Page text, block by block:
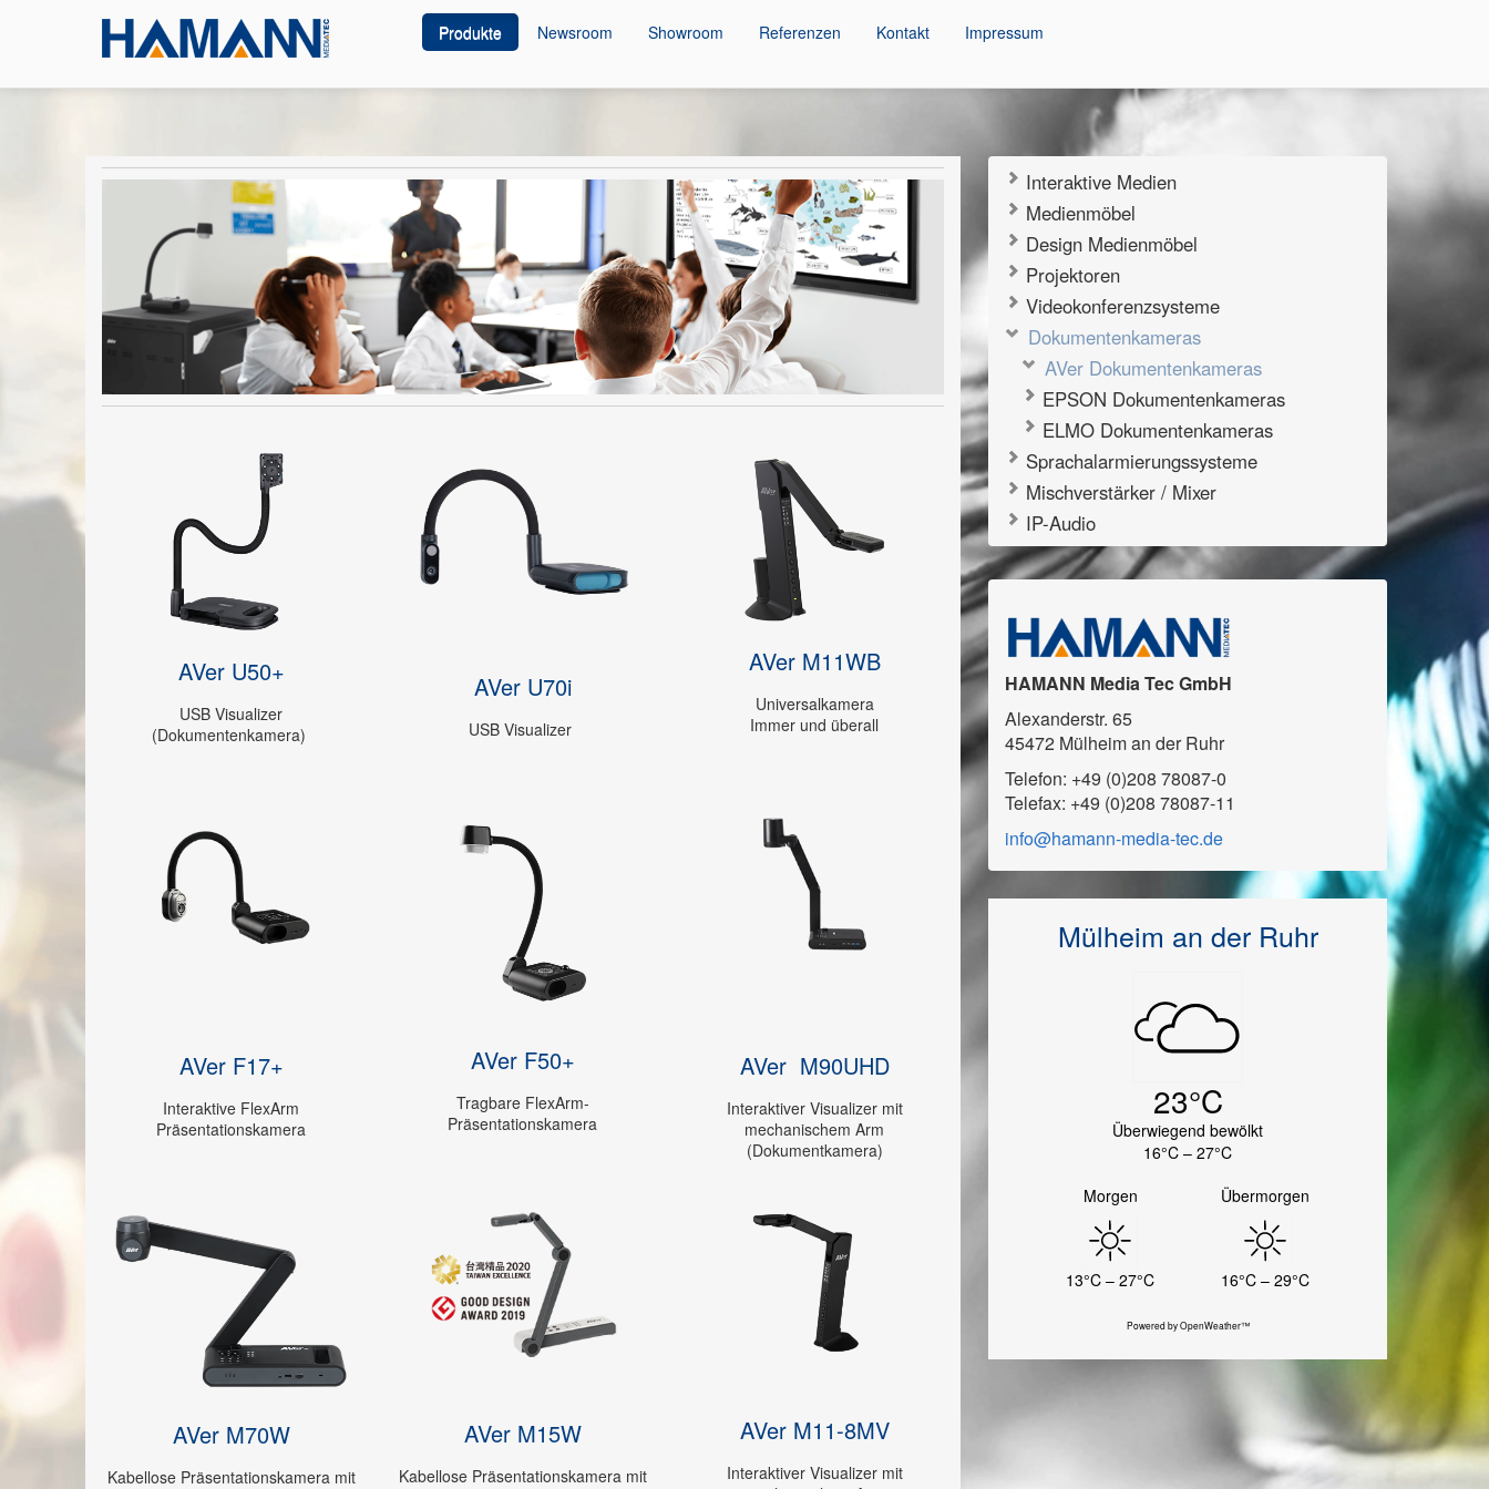
Produkte Newsroom Showroom Referenzen Kontakt Impressum
Interaktive Medien
Medienmöbel
Design Medienmöbel
Projektoren
Videokonferenzsysteme
Dokumentenkameras
AVer Dokumentenkameras
EPSON Dokumentenkameras
ELMO Dokumentenkameras
Sprachalarmierungssysteme
Mischverstärker / Mixer
IP-Audio
AVer U50+
USB Visualizer
(Dokumentenkamera)
AVer U70i
USB Visualizer
AVer M11WB
Universalkamera
Immer und überall
AVer F17+
Interaktive FlexArm
Präsentationskamera
AVer F50+
Tragbare FlexArm-
Präsentationskamera
AVer M90UHD
Interaktiver Visualizer mit
mechanischem Arm
(Dokumentkamera)
AVer M70W
Kabellose Präsentationskamera mit
AVer M15W
Kabellose Präsentationskamera mit
AVer M11-8MV
Interaktiver Visualizer mit
HAMANN Media Tec GmbH
Alexanderstr. 65
45472 Mülheim an der Ruhr
Telefon: +49 (0)208 78087-0
Telefax: +49 (0)208 78087-11
info@hamann-media-tec.de
Mülheim an der Ruhr
23°C
Überwiegend bewölkt
16°C – 27°C
Morgen
13°C – 27°C
Übermorgen
16°C – 29°C
Powered by OpenWeather™